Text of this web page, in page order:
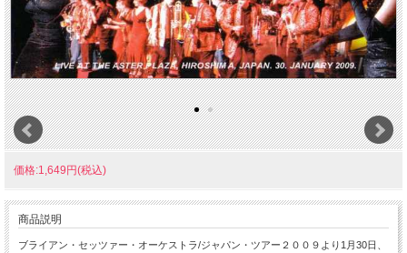
価格:1,649円(税込)
商品説明
ブライアン・セッツァー・オーケストラ/ジャパン・ツアー２００９より1月30日、